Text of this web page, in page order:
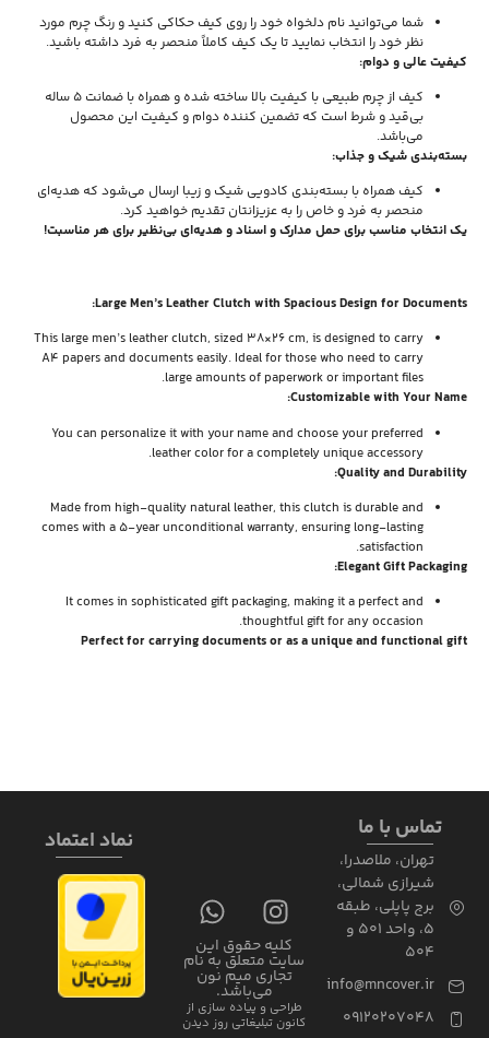
شما می‌توانید نام دلخواه خود را روی کیف حکاکی کنید و رنگ چرم مورد
نظر خود را انتخاب نمایید تا یک کیف کاملاً منحصر به فرد داشته باشید.
کیفیت عالی و دوام:
کیف از چرم طبیعی با کیفیت بالا ساخته شده و همراه با ضمانت ۵ ساله
بی‌قید و شرط است که تضمین کننده دوام و کیفیت این محصول
می‌باشد.
بسته‌بندی شیک و جذاب:
کیف همراه با بسته‌بندی کادویی شیک و زیبا ارسال می‌شود که هدیه‌ای
منحصر به فرد و خاص را به عزیزانتان تقدیم خواهید کرد.
یک انتخاب مناسب برای حمل مدارک و اسناد و هدیه‌ای بی‌نظیر برای هر مناسبت!
Large Men’s Leather Clutch with Spacious Design for Documents:
This large men’s leather clutch, sized 38×26 cm, is designed to carry
A4 papers and documents easily. Ideal for those who need to carry
large amounts of paperwork or important files.
Customizable with Your Name:
You can personalize it with your name and choose your preferred
leather color for a completely unique accessory.
Quality and Durability:
Made from high-quality natural leather, this clutch is durable and
comes with a 5-year unconditional warranty, ensuring long-lasting
satisfaction.
Elegant Gift Packaging:
It comes in sophisticated gift packaging, making it a perfect and
thoughtful gift for any occasion.
Perfect for carrying documents or as a unique and functional gift
تماس با ما
تهران، ملاصدرا،
شیرازی شمالی،
برج پاپلی، طبقه
5، واحد 501 و
504
info@mncover.ir
09120207048
کلیه حقوق این
سایت متعلق به نام
تجاری میم نون
می‌باشد.
طراحی و پیاده سازی از
کانون تبلیغاتی روز دیدن
نماد اعتماد